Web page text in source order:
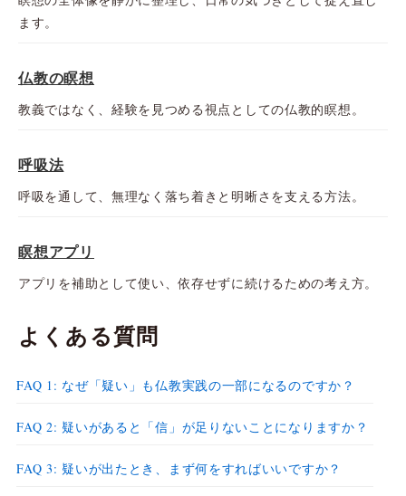
ます。
仏教の瞑想
教義ではなく、経験を見つめる視点としての仏教的瞑想。
呼吸法
呼吸を通して、無理なく落ち着きと明晰さを支える方法。
瞑想アプリ
アプリを補助として使い、依存せずに続けるための考え方。
よくある質問
FAQ 1: なぜ「疑い」も仏教実践の一部になるのですか？
FAQ 2: 疑いがあると「信」が足りないことになりますか？
FAQ 3: 疑いが出たとき、まず何をすればいいですか？